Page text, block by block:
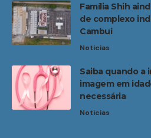
Família Shih
de complexo
Cambuí
Noticias
Saiba quando a
imagem em
necessária
Noticias